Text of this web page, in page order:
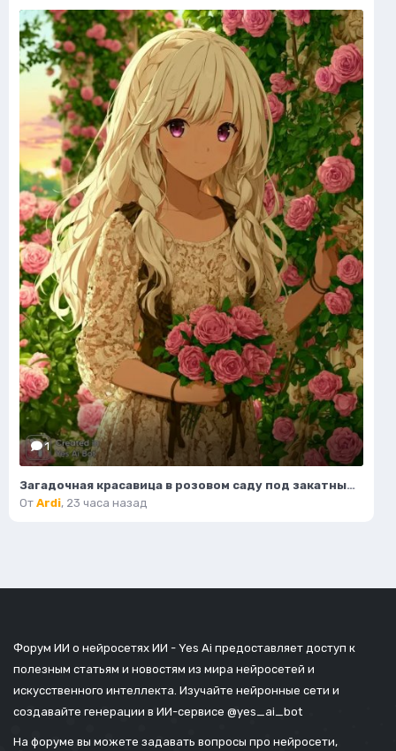
1
Загадочная красавица в розовом саду под закатным небом. Изображение из нейросети Миджорни
От Ardi, 23 часа назад
Форум ИИ о нейросетях ИИ - Yes Ai предоставляет доступ к
полезным статьям и новостям из мира нейросетей и
искусственного интеллекта. Изучайте нейронные сети и
создавайте генерации в ИИ-сервисе @yes_ai_bot
На форуме вы можете задавать вопросы про нейросети,